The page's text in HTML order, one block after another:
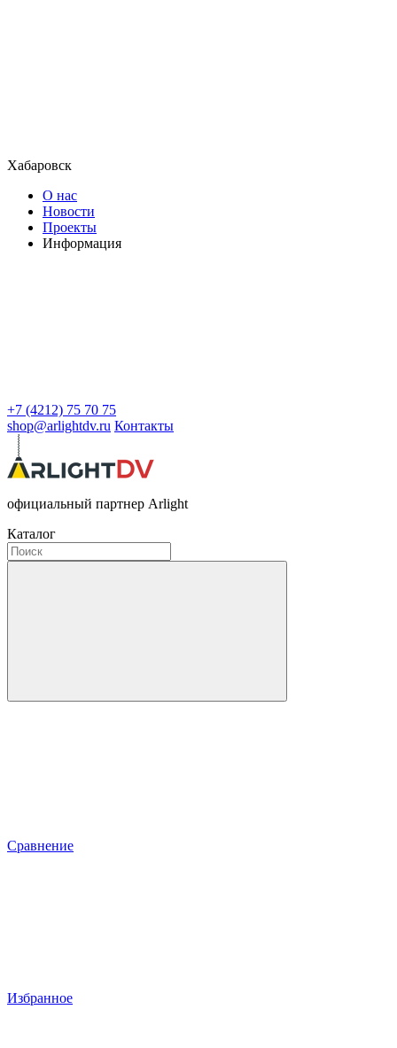
Хабаровск
О нас
Новости
Проекты
Информация
+7 (4212) 75 70 75
shop@arlightdv.ru Контакты
официальный партнер Arlight
Каталог
Сравнение
Избранное